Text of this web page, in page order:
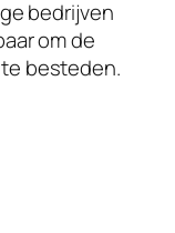
bedrijven
om de
besteden.